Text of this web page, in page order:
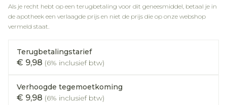
Als je recht hebt op een terugbetaling voor dit geneesmiddel, betaal je in
de apotheek een verlaagde prijs en niet de prijs die op onze webshop
vermeld staat.
Terugbetalingstarief
€ 9,98 (6% inclusief btw)
Verhoogde tegemoetkoming
€ 9,98 (6% inclusief btw)